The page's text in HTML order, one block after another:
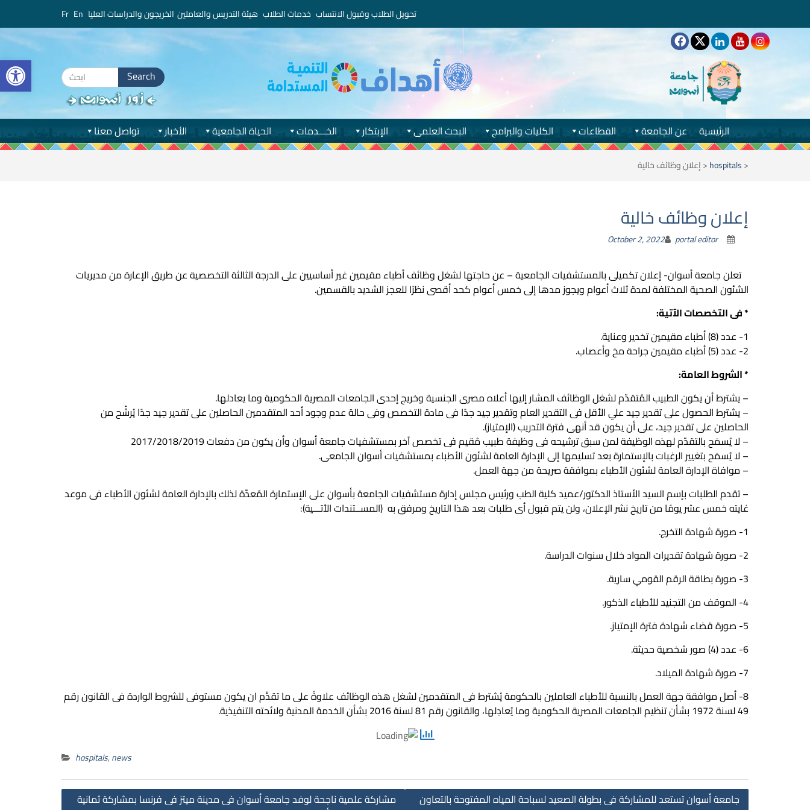
تحويل الطلاب وقبول الانتساب خدمات الطلاب هيئة التدريس والعاملين الخريجون والدراسات العليا
Search
for:
تواصل معنا الأخبار الحياة الجامعية الخـــدمات الإبتكار البحث العلمى الكليات والبرامج القطاعات عن الجامعة الرئيسية
<
hospitals
<إعلان وظائف خالية
إعلان وظائف خالية
October 2, 2022 portal editor
تعلن جامعة أسوان- إعلان تكميلى بالمستشفيات الجامعية – عن حاجتها لشغل وظائف أطباء مقيمين غير أساسيين على الدرجة الثالثة التخصصية عن طريق الإعارة من مديريات
الشئون الصحية المختلفة لمدة ثلاث أعوام ويجوز مدها إلى خمس أعوام كحد أقصى نظرًا للعجز الشديد بالقسمين.
* فى التخصصات الآتية:
1- عدد (8) أطباء مقيمين تخدير وعناية.
2- عدد (5) أطباء مقيمين جراحة مخ وأعصاب.
* الشروط العامة:
– يشترط أن يكون الطبيب المُتقدّم لشغل الوظائف المشار إليها أعلاه مصرى الجنسية وخريج إحدى الجامعات المصرية الحكومية وما يعادلها.
– يشترط الحصول على تقدير جيد علي الأقل فى التقدير العام وتقدير جيد جدًا فى مادة التخصص وفى حالة عدم وجود أحد المتقدمين الحاصلين على تقدير جيد جدًا يُرشّح من
الحاصلين على تقدير جيد، على أن يكون قد أنهى فترة التدريب (الإمتياز).
– لا يُسمَح بالتقدّم لهذه الوظيفة لمن سبق ترشيحه فى وظيفة طبيب مُقيم فى تخصص آخر بمستشفيات جامعة أسوان وأن يكون من دفعات 2017/2018/2019
– لا يُسمَح بتغيير الرغبات بالإستمارة بعد تسليمها إلى الإدارة العامة لشئون الأطباء بمستشفيات أسوان الجامعى.
– موافاة الإدارة العامة لشئون الأطباء بموافقة صريحة من جهة العمل.
– تقدم الطلبات بإسم السيد الأستاذ الدكتور/عميد كلية الطب ورئيس مجلس إدارة مستشفيات الجامعة بأسوان على الإستمارة المُعدَّة لذلك بالإدارة العامة لشئون الأطباء فى موعد
غايته خمس عشر يومًا من تاريخ نشر الإعلان، ولن يتم قبول أى طلبات بعد هذا التاريخ ومرفق به (المســتندات الأتـــية):
1- صورة شهادة التخرج.
2- صورة شهادة تقديرات المواد خلال سنوات الدراسة.
3- صورة بطاقة الرقم القومي سارية.
4- الموقف من التجنيد للأطباء الذكور.
5- صورة قضاء شهادة فترة الإمتياز.
6- عدد (4) صور شخصية حديثة.
7- صورة شهادة الميلاد.
8- أصل موافقة جهة العمل بالنسبة للأطباء العاملين بالحكومة يُشترط فى المتقدمين لشغل هذه الوظائف علاوةً على ما تقدَّم ان يكون مستوفى للشروط الواردة فى القانون رقم
49 لسنة 1972 بشأن تنظيم الجامعات المصرية الحكومية وما يُعادِلها، والقانون رقم 81 لسنة 2016 بشأن الخدمة المدنية ولائحته التنفيذية.
hospitals,news
مشاركة علمية ناجحة لوفد جامعة أسوان فى مدينة ميتز فى فرنسا بمشاركة ثمانية
جامعة أسوان تستعد للمشاركة فى بطولة الصعيد لسباحة المياه المفتوحة بالتعاون